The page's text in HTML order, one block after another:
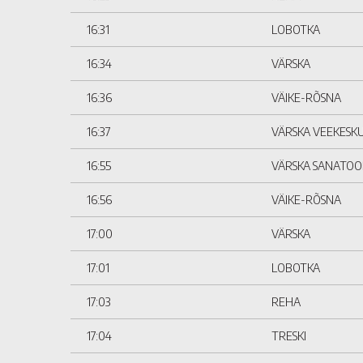
16:31 LOBOTKA
16:34 VÄRSKA
16:36 VÄIKE-RÕSNA
16:37 VÄRSKA
16:55 VÄRSKA
16:56 VÄIKE-RÕSNA
17:00 VÄRSKA
17:01 LOBOTKA
17:03 REHA
17:04 TRESKI